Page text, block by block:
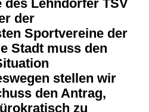
Lehndorfer TSV
der
Sportvereine der
Stadt muss den
stellen wir
den Antrag,
zu